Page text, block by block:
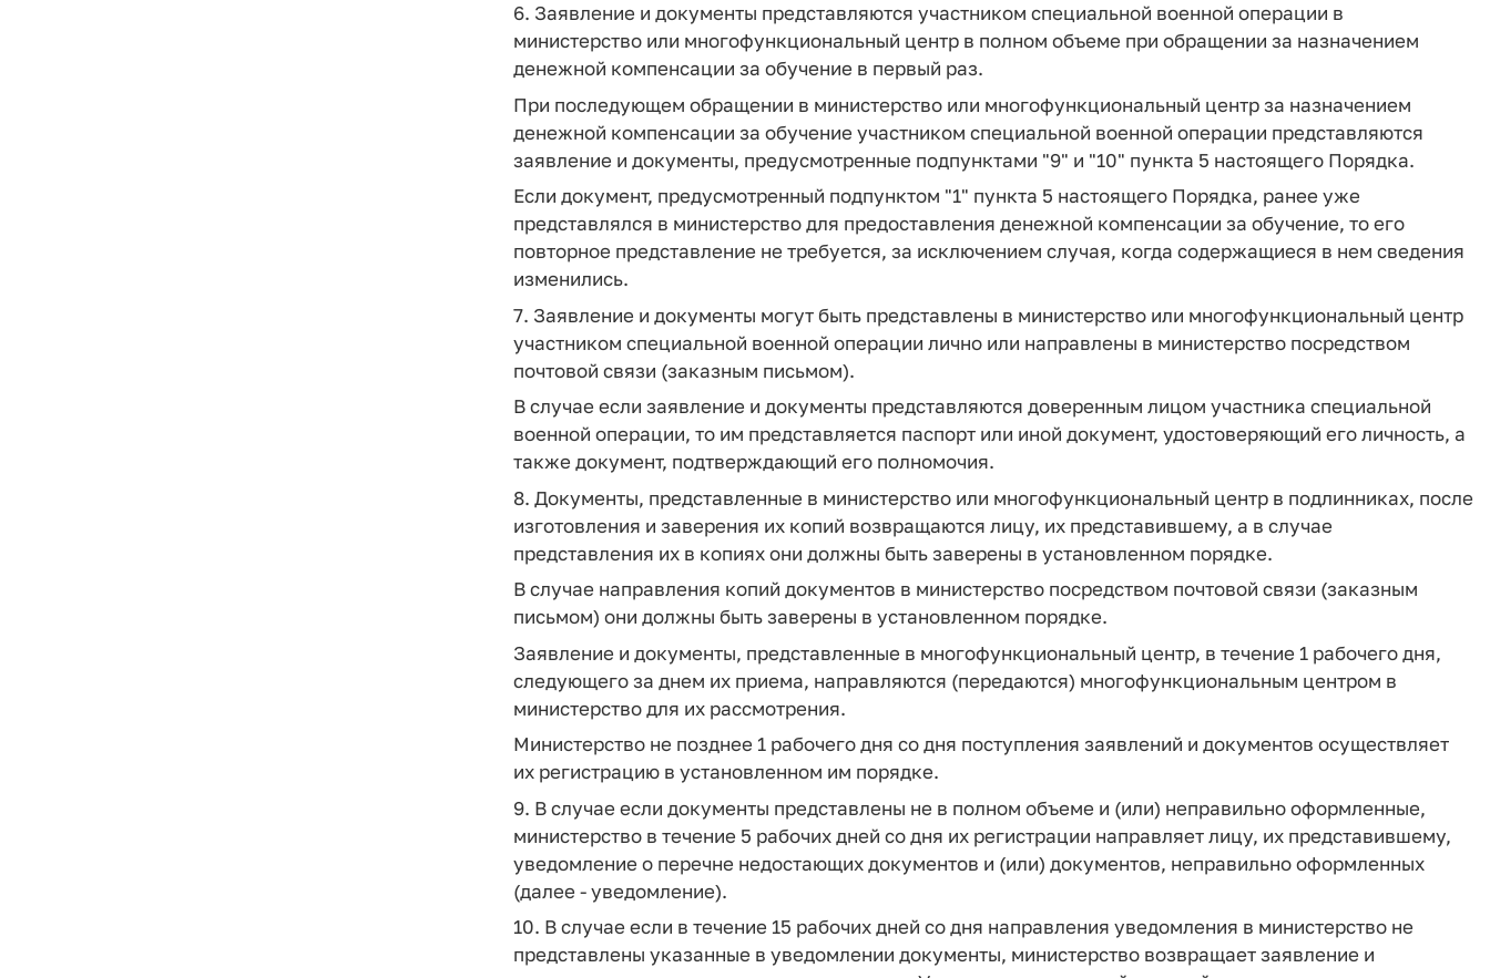
6. Заявление и документы представляются участником специальной военной операции в
министерство или многофункциональный центр в полном объеме при обращении за назначением
денежной компенсации за обучение в первый раз.
При последующем обращении в министерство или многофункциональный центр за назначением
денежной компенсации за обучение участником специальной военной операции представляются
заявление и документы, предусмотренные подпунктами "9" и "10" пункта 5 настоящего Порядка.
Если документ, предусмотренный подпунктом "1" пункта 5 настоящего Порядка, ранее уже
представлялся в министерство для предоставления денежной компенсации за обучение, то его
повторное представление не требуется, за исключением случая, когда содержащиеся в нем сведения
изменились.
7. Заявление и документы могут быть представлены в министерство или многофункциональный центр
участником специальной военной операции лично или направлены в министерство посредством
почтовой связи (заказным письмом).
В случае если заявление и документы представляются доверенным лицом участника специальной
военной операции, то им представляется паспорт или иной документ, удостоверяющий его личность, а
также документ, подтверждающий его полномочия.
8. Документы, представленные в министерство или многофункциональный центр в подлинниках, после
изготовления и заверения их копий возвращаются лицу, их представившему, а в случае
представления их в копиях они должны быть заверены в установленном порядке.
В случае направления копий документов в министерство посредством почтовой связи (заказным
письмом) они должны быть заверены в установленном порядке.
Заявление и документы, представленные в многофункциональный центр, в течение 1 рабочего дня,
следующего за днем их приема, направляются (передаются) многофункциональным центром в
министерство для их рассмотрения.
Министерство не позднее 1 рабочего дня со дня поступления заявлений и документов осуществляет
их регистрацию в установленном им порядке.
9. В случае если документы представлены не в полном объеме и (или) неправильно оформленные,
министерство в течение 5 рабочих дней со дня их регистрации направляет лицу, их представившему,
уведомление о перечне недостающих документов и (или) документов, неправильно оформленных
(далее - уведомление).
10. В случае если в течение 15 рабочих дней со дня направления уведомления в министерство не
представлены указанные в уведомлении документы, министерство возвращает заявление и